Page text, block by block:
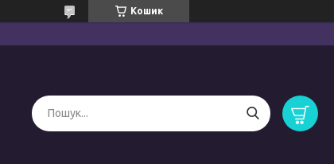
Кошик